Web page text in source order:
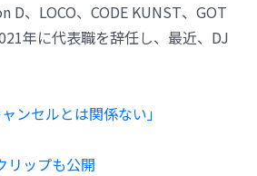
、LOCO、CODE KUNST、GOT
年に代表職を辞任し、最近、DJ
ンセルとは関係ない」
リップも公開